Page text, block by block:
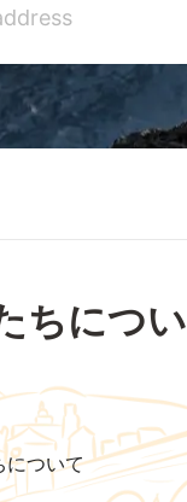
ちについ
について